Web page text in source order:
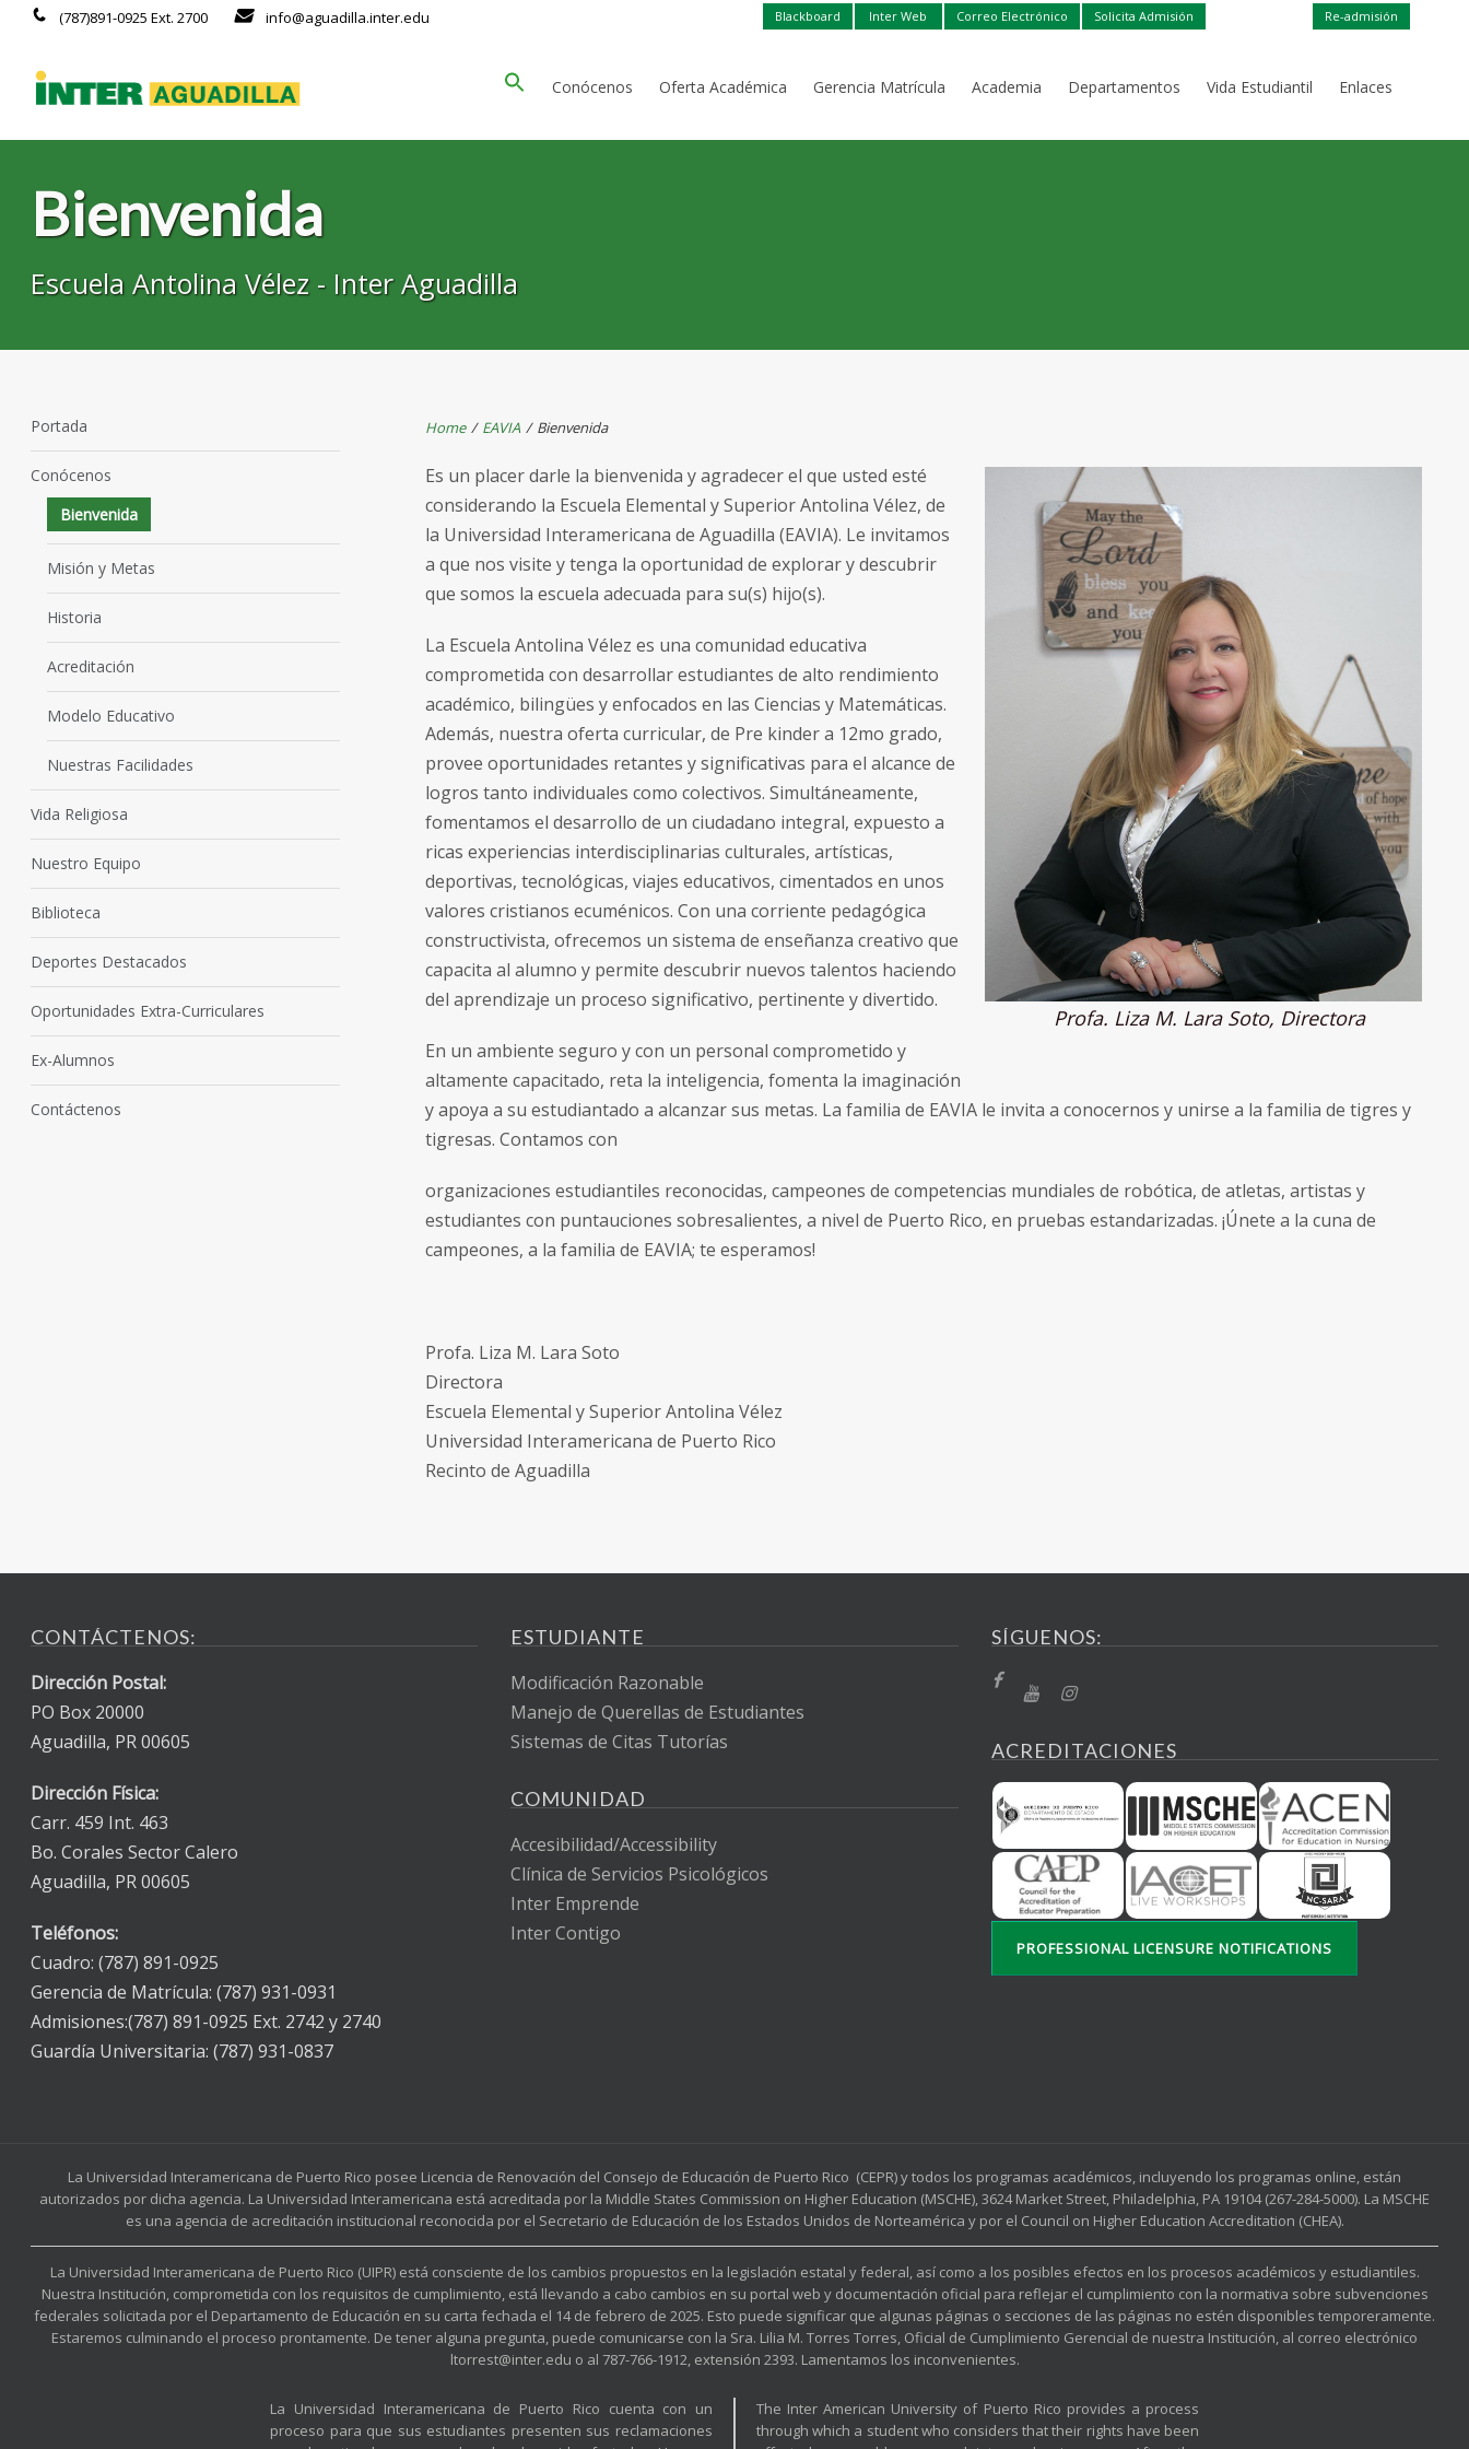
Blackboard Inter Web Correo Electrónico Solicita Admisión Re-admisión
(787)891-0925 Ext. 2700 info@aguadilla.inter.edu
Conócenos Oferta Académica Gerencia Matrícula Academia Departamentos Vida Estudiantil Enlaces
Bienvenida
Escuela Antolina Vélez - Inter Aguadilla
Home / EAVIA / Bienvenida
Profa. Liza M. Lara Soto, Directora
Es un placer darle la bienvenida y agradecer el que usted esté
considerando la Escuela Elemental y Superior Antolina Vélez, de
la Universidad Interamericana de Aguadilla (EAVIA). Le invitamos
a que nos visite y tenga la oportunidad de explorar y descubrir
que somos la escuela adecuada para su(s) hijo(s).
La Escuela Antolina Vélez es una comunidad educativa
comprometida con desarrollar estudiantes de alto rendimiento
académico, bilingües y enfocados en las Ciencias y Matemáticas.
Además, nuestra oferta curricular, de Pre kinder a 12mo grado,
provee oportunidades retantes y significativas para el alcance de
logros tanto individuales como colectivos. Simultáneamente,
fomentamos el desarrollo de un ciudadano integral, expuesto a
ricas experiencias interdisciplinarias culturales, artísticas,
deportivas, tecnológicas, viajes educativos, cimentados en unos
valores cristianos ecuménicos. Con una corriente pedagógica
constructivista, ofrecemos un sistema de enseñanza creativo que
capacita al alumno y permite descubrir nuevos talentos haciendo
del aprendizaje un proceso significativo, pertinente y divertido.
En un ambiente seguro y con un personal comprometido y
altamente capacitado, reta la inteligencia, fomenta la imaginación
y apoya a su estudiantado a alcanzar sus metas. La familia de EAVIA le invita a conocernos y unirse a la familia de tigres y
tigresas. Contamos con
organizaciones estudiantiles reconocidas, campeones de competencias mundiales de robótica, de atletas, artistas y
estudiantes con puntauciones sobresalientes, a nivel de Puerto Rico, en pruebas estandarizadas. ¡Únete a la cuna de
campeones, a la familia de EAVIA; te esperamos!
Profa. Liza M. Lara Soto
Directora
Escuela Elemental y Superior Antolina Vélez
Universidad Interamericana de Puerto Rico
Recinto de Aguadilla
Portada
Conócenos
Bienvenida
Misión y Metas
Historia
Acreditación
Modelo Educativo
Nuestras Facilidades
Vida Religiosa
Nuestro Equipo
Biblioteca
Deportes Destacados
Oportunidades Extra-Curriculares
Ex-Alumnos
Contáctenos
CONTÁCTENOS:
Dirección Postal:
PO Box 20000
Aguadilla, PR 00605
Dirección Física:
Carr. 459 Int. 463
Bo. Corales Sector Calero
Aguadilla, PR 00605
Teléfonos:
Cuadro: (787) 891-0925
Gerencia de Matrícula: (787) 931-0931
Admisiones:(787) 891-0925 Ext. 2742 y 2740
Guardía Universitaria: (787) 931-0837
ESTUDIANTE
Modificación Razonable
Manejo de Querellas de Estudiantes
Sistemas de Citas Tutorías
COMUNIDAD
Accesibilidad/Accessibility
Clínica de Servicios Psicológicos
Inter Emprende
Inter Contigo
SÍGUENOS:
ACREDITACIONES
PROFESSIONAL LICENSURE NOTIFICATIONS
La Universidad Interamericana de Puerto Rico posee Licencia de Renovación del Consejo de Educación de Puerto Rico (CEPR) y todos los programas académicos, incluyendo los programas online, están
autorizados por dicha agencia. La Universidad Interamericana está acreditada por la Middle States Commission on Higher Education (MSCHE), 3624 Market Street, Philadelphia, PA 19104 (267-284-5000). La MSCHE
es una agencia de acreditación institucional reconocida por el Secretario de Educación de los Estados Unidos de Norteamérica y por el Council on Higher Education Accreditation (CHEA).
La Universidad Interamericana de Puerto Rico (UIPR) está consciente de los cambios propuestos en la legislación estatal y federal, así como a los posibles efectos en los procesos académicos y estudiantiles.
Nuestra Institución, comprometida con los requisitos de cumplimiento, está llevando a cabo cambios en su portal web y documentación oficial para reflejar el cumplimiento con la normativa sobre subvenciones
federales solicitada por el Departamento de Educación en su carta fechada el 14 de febrero de 2025. Esto puede significar que algunas páginas o secciones de las páginas no estén disponibles temporeramente.
Estaremos culminando el proceso prontamente. De tener alguna pregunta, puede comunicarse con la Sra. Lilia M. Torres Torres, Oficial de Cumplimiento Gerencial de nuestra Institución, al correo electrónico
ltorrest@inter.edu o al 787-766-1912, extensión 2393. Lamentamos los inconvenientes.
La Universidad Interamericana de Puerto Rico cuenta con un
proceso para que sus estudiantes presenten sus reclamaciones
The Inter American University of Puerto Rico provides a process
through which a student who considers that their rights have been